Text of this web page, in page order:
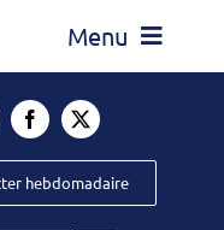
Menu
hebdomadaire